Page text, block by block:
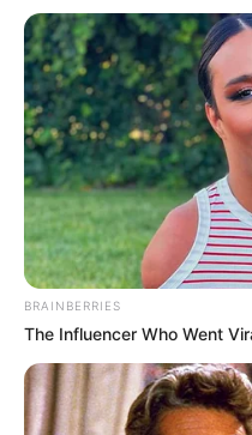
BRAINBERRIES
The Influencer Who Went